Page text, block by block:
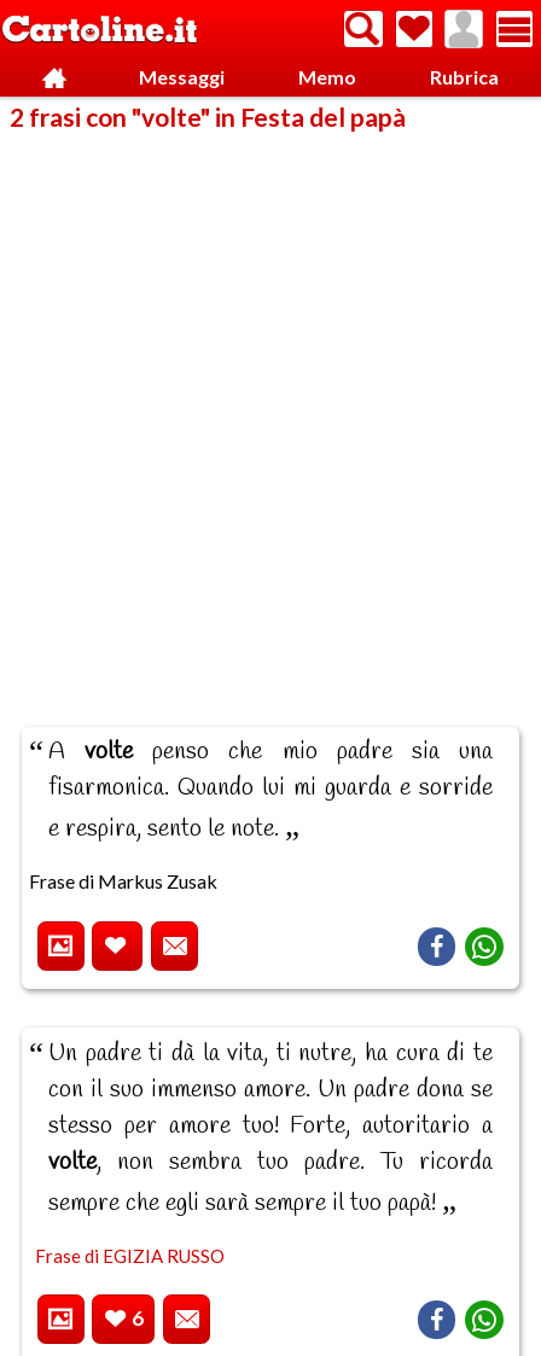
Messaggi Memo Rubrica
2 frasi con "volte" in Festa del papà
Avoltepenso che mio padre sia una
fisarmonica. Quando lui mi guarda e sorride
e respira, sento le note.
Frase di Markus Zusak
Un padre ti dà la vita, ti nutre, ha cura di te
con il suo immenso amore. Un padre dona se
stesso per amore tuo! Forte, autoritario a
volte, non sembra tuo padre. Tu ricorda
sempre che egli sarà sempre il tuo papà!
Frase di EGIZIA RUSSO
6